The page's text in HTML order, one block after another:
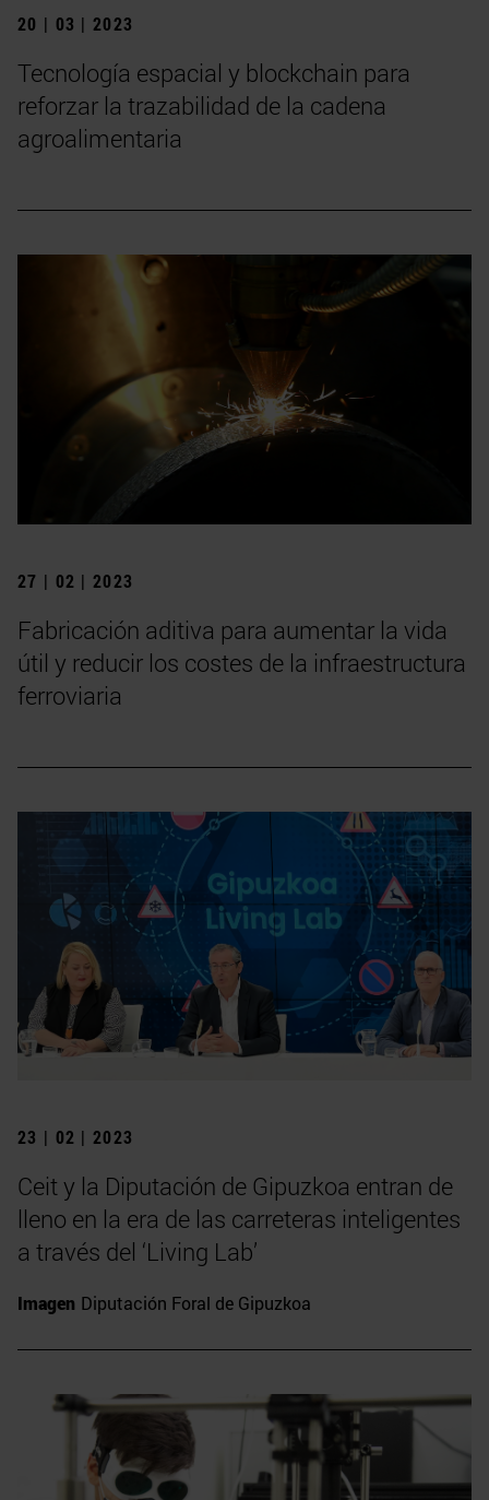
20 | 03 | 2023
Tecnología espacial y blockchain para
reforzar la trazabilidad de la cadena
agroalimentaria
27 | 02 | 2023
Fabricación aditiva para aumentar la vida
útil y reducir los costes de la infraestructura
ferroviaria
23 | 02 | 2023
Ceit y la Diputación de Gipuzkoa entran de
lleno en la era de las carreteras inteligentes
a través del ‘Living Lab’
Imagen Diputación Foral de Gipuzkoa